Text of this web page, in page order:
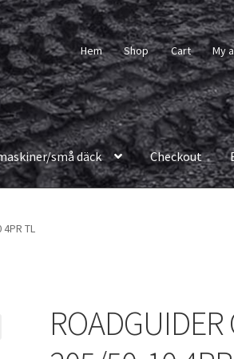
Hem Shop Cart My
små däck Checkout
4PR TL
ROADGUIDER